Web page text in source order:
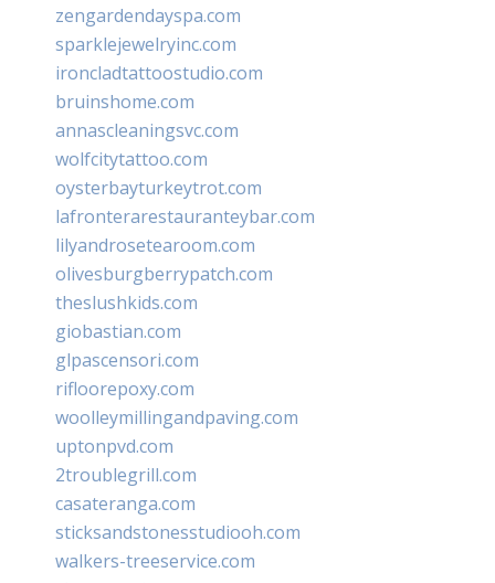
zengardendayspa.com
sparklejewelryinc.com
ironcladtattoostudio.com
bruinshome.com
annascleaningsvc.com
wolfcitytattoo.com
oysterbayturkeytrot.com
lafronterarestauranteybar.com
lilyandrosetearoom.com
olivesburgberrypatch.com
theslushkids.com
giobastian.com
glpascensori.com
rifloorepoxy.com
woolleymillingandpaving.com
uptonpvd.com
2troublegrill.com
casateranga.com
sticksandstonesstudiooh.com
walkers-treeservice.com